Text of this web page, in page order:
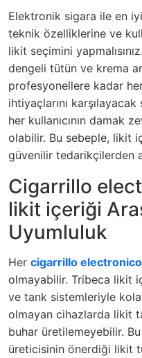
Elektronik sigara ile en
teknik özelliklerine ve
likit seçimini
dengeli tütün ve krema
profesyonellere kadar
ihtiyaçlarını
her kullanıcının damak
olabilir. Bu sebeple, likit
güvenilir tedarikçilerden
Cigarrillo
likit içeriği
Uyumluluk
Her cigarrillo electronico
olmayabilir. Tribeca likit
ve tank sistemleriyle
olmayan cihazlarda likit
buhar üretilemeyebilir. Bu
üreticisinin önerdiği likit